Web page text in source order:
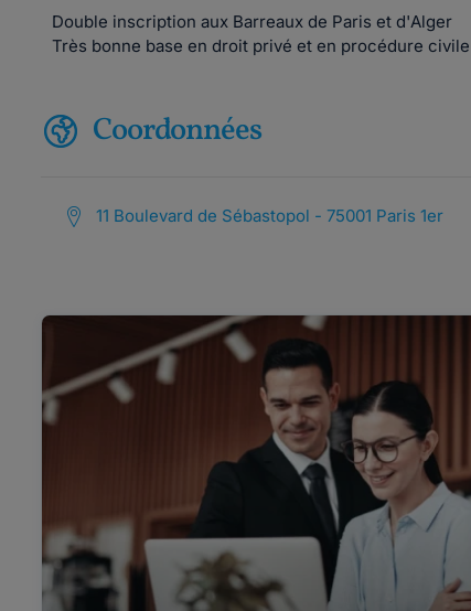
Double inscription aux Barreaux de Paris et d'Alger
Très bonne base en droit privé et en procédure civile
Coordonnées
11 Boulevard de Sébastopol - 75001 Paris 1er